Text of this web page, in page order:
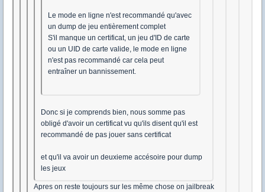
Le mode en ligne n'est recommandé qu'avec
un dump de jeu entièrement complet
S'il manque un certificat, un jeu d'ID de carte
ou un UID de carte valide, le mode en ligne
n'est pas recommandé car cela peut
entraîner un bannissement.
Donc si je comprends bien, nous somme pas
obligé d'avoir un certificat vu qu'ils disent qu'il est
recommandé de pas jouer sans certificat
et qu'il va avoir un deuxieme accésoire pour dump
les jeux
Apres on reste toujours sur les même chose on jailbreak